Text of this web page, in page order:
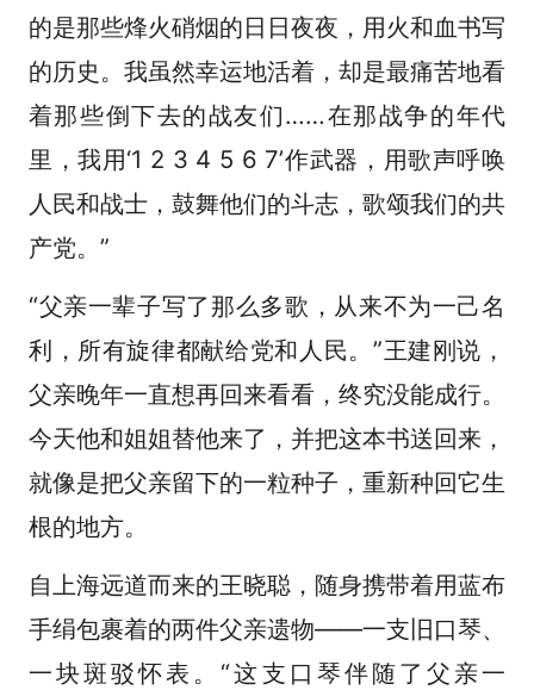
的是那些烽火硝烟的日日夜夜，用火和血书写
的历史。我虽然幸运地活着，却是最痛苦地看
着那些倒下去的战友们……在那战争的年代
里，我用‘1 2 3 4 5 6 7’作武器，用歌声呼唤
人民和战士，鼓舞他们的斗志，歌颂我们的共
产党。”
“父亲一辈子写了那么多歌，从来不为一己名
利，所有旋律都献给党和人民。”王建刚说，
父亲晚年一直想再回来看看，终究没能成行。
今天他和姐姐替他来了，并把这本书送回来，
就像是把父亲留下的一粒种子，重新种回它生
根的地方。
自上海远道而来的王晓聪，随身携带着用蓝布
手绢包裹着的两件父亲遗物——一支旧口琴、
一块斑驳怀表。“这支口琴伴随了父亲一